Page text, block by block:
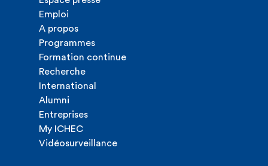
Emploi
A propos
Programmes
Formation continue
Recherche
International
Alumni
Entreprises
My ICHEC
Vidéosurveillance